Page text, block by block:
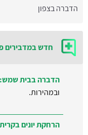
הדברה בצפון
חדש במדבירים
הדברה בבית שמש:
ובמהירות.
הרחקת יונים